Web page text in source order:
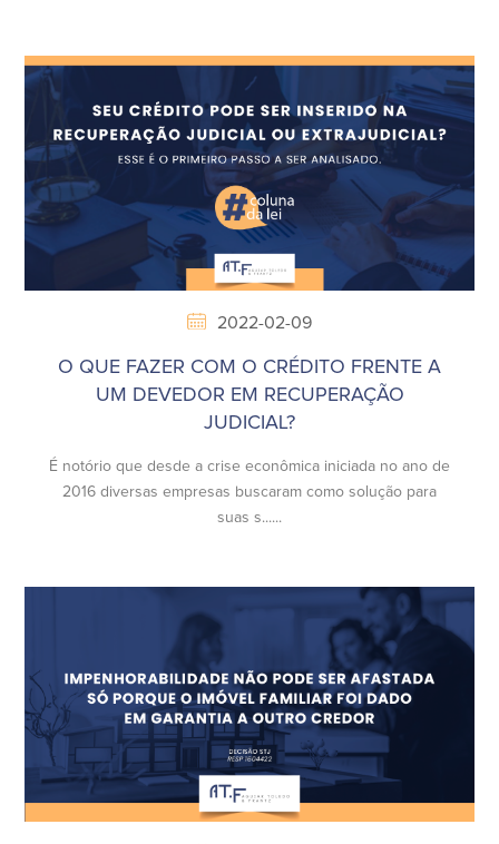
2022-02-09
O QUE FAZER COM O CRÉDITO FRENTE A
UM DEVEDOR EM RECUPERAÇÃO
JUDICIAL?
É notório que desde a crise econômica iniciada no ano de
2016 diversas empresas buscaram como solução para
suas s......